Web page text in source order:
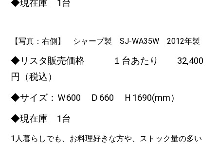
◆現在庫 1台
【写真：右側】 シャープ製 SJ-WA35W 2012年製
◆リスタ販売価格 １台あたり 32,400
円（税込）
◆サイズ：Ｗ600 Ｄ660 Ｈ1690(mm）
◆現在庫 1台
1人暮らしでも、お料理好きな方や、ストック量の多い